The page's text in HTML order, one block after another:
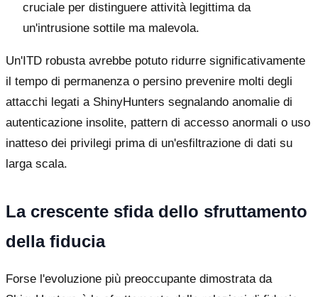
cruciale per distinguere attività legittima da
un'intrusione sottile ma malevola.
Un'ITD robusta avrebbe potuto ridurre significativamente
il tempo di permanenza o persino prevenire molti degli
attacchi legati a ShinyHunters segnalando anomalie di
autenticazione insolite, pattern di accesso anormali o uso
inatteso dei privilegi prima di un'esfiltrazione di dati su
larga scala.
La crescente sfida dello sfruttamento
della fiducia
Forse l'evoluzione più preoccupante dimostrata da